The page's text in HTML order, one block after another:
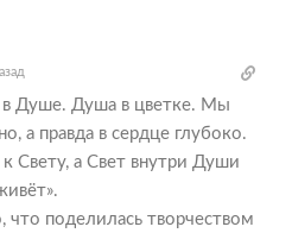
Душе. Душа в цветке. Мы
а правда в сердце глубоко.
Свету, а Свет внутри Души
что поделилась творчеством